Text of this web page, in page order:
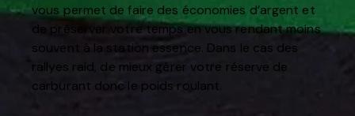
vous permet de faire des économies d’argent et
de préserver votre temps en vous rendant moins
souvent à la station essence. Dans le cas des
rallyes raid, de mieux gérer votre réserve de
carburant donc le poids roulant.